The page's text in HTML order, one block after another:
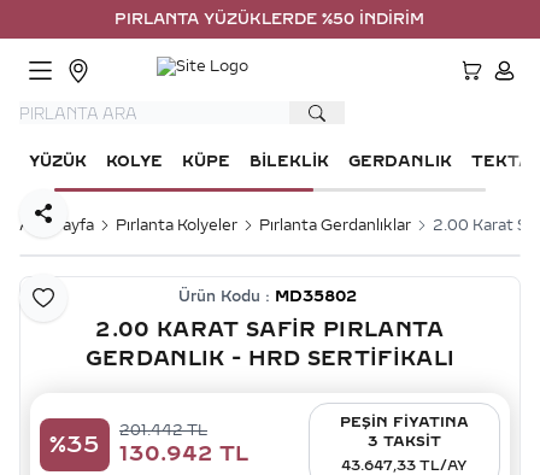
PIRLANTA YÜZÜKLERDE %50 İNDİRİM
YÜZÜK KOLYE KÜPE BILEKLIK GERDANLIK TEKTAŞ
Ana Sayfa Pırlanta Kolyeler Pırlanta Gerdanlıklar 2.00 Karat
Favoriye Ekle
Paylaş
Ürün Kodu : MD35802
2.00 KARAT SAFIR PIRLANTA
GERDANLIK - HRD SERTIFIKALI
%35
201.442TL
130.942 TL
PEŞİN FİYATINA
3 TAKSİT
43.647,33 TL/AY